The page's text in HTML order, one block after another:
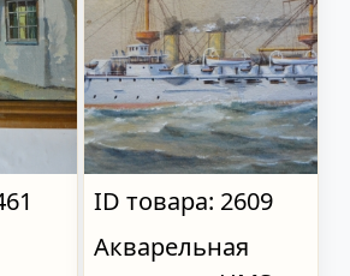
ID товара: 2609
Акварельная